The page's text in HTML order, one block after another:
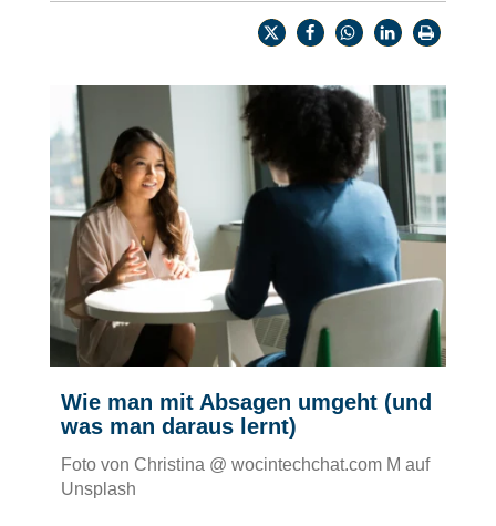
Wie man mit Absagen umgeht (und
was man daraus lernt)
Foto von Christina @ wocintechchat.com M auf
Unsplash